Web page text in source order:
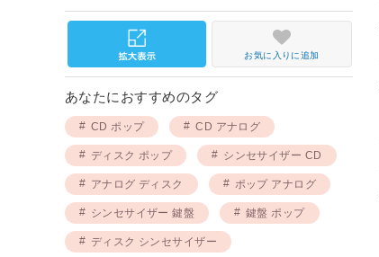
お気に入りに追加
あなたにおすすめのタグ
CD ポップ CD アナログ
ディスク ポップ シンセサイザー CD
アナログ ディスク ポップ アナログ
シンセサイザー 鍵盤 鍵盤 ポップ
ディスク シンセサイザー